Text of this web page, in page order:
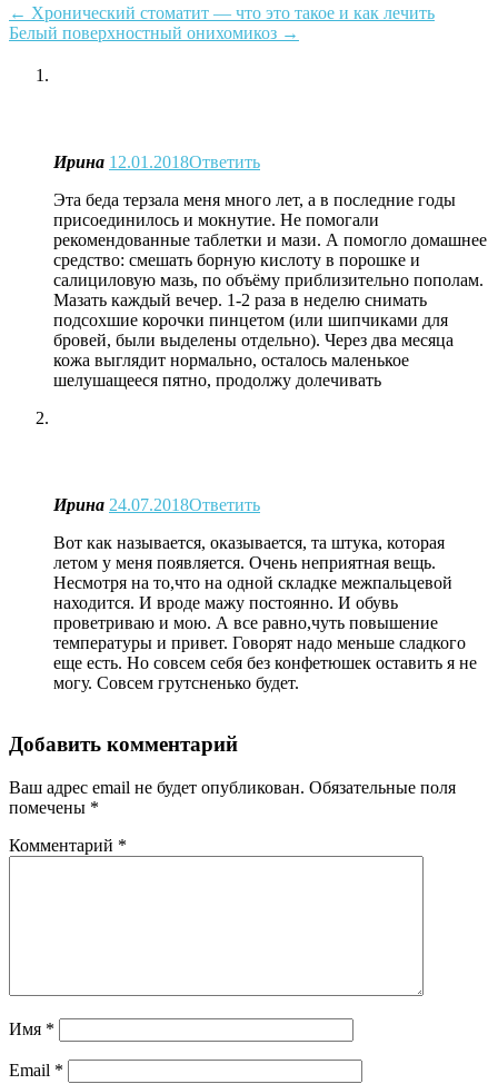
← Хронический стоматит — что это такое и как лечить
Белый поверхностный онихомикоз →
Ирина 12.01.2018Ответить
Эта беда терзала меня много лет, а в последние годы
присоединилось и мокнутие. Не помогали
рекомендованные таблетки и мази. А помогло домашнее
средство: смешать борную кислоту в порошке и
салициловую мазь, по объёму приблизительно пополам.
Мазать каждый вечер. 1-2 раза в неделю снимать
подсохшие корочки пинцетом (или шипчиками для
бровей, были выделены отдельно). Через два месяца
кожа выглядит нормально, осталось маленькое
шелушащееся пятно, продолжу долечивать
Ирина 24.07.2018Ответить
Вот как называется, оказывается, та штука, которая
летом у меня появляется. Очень неприятная вещь.
Несмотря на то,что на одной складке межпальцевой
находится. И вроде мажу постоянно. И обувь
проветриваю и мою. А все равно,чуть повышение
температуры и привет. Говорят надо меньше сладкого
еще есть. Но совсем себя без конфетюшек оставить я не
могу. Совсем грутсненько будет.
Добавить комментарий
Ваш адрес email не будет опубликован. Обязательные поля
помечены *
Комментарий *
Имя *
Email *